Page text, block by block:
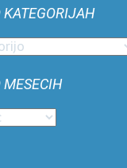
MESECIH